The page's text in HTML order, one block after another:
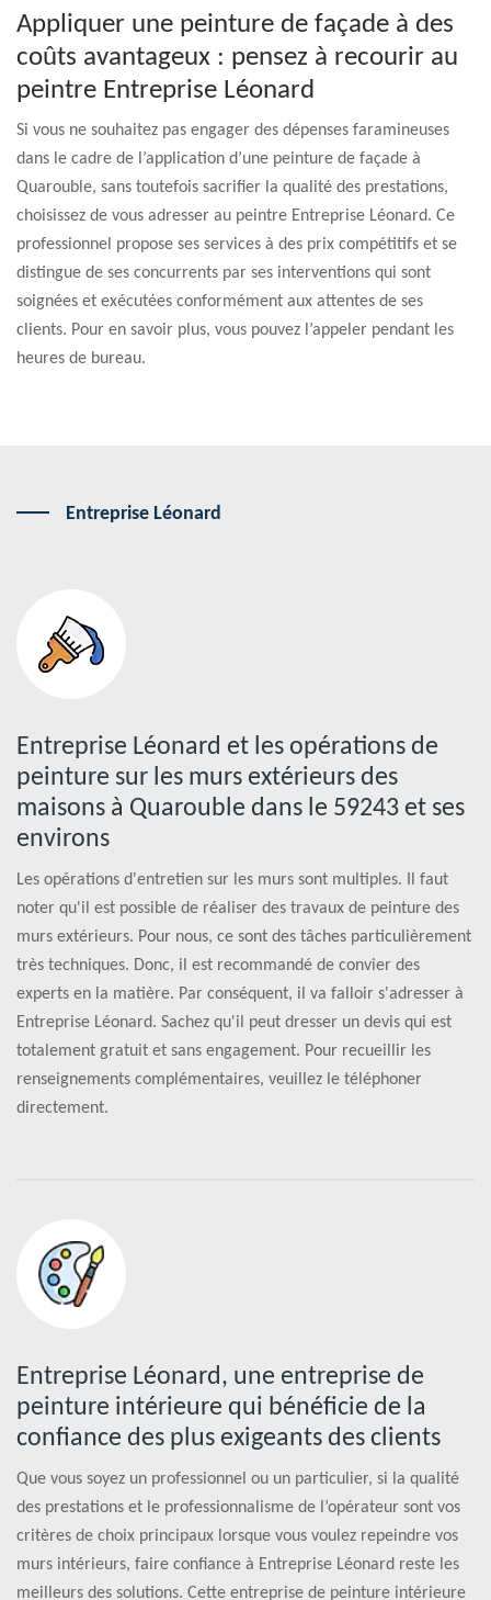
Appliquer une peinture de façade à des
coûts avantageux : pensez à recourir au
peintre Entreprise Léonard
Si vous ne souhaitez pas engager des dépenses faramineuses
dans le cadre de l’application d’une peinture de façade à
Quarouble, sans toutefois sacrifier la qualité des prestations,
choisissez de vous adresser au peintre Entreprise Léonard. Ce
professionnel propose ses services à des prix compétitifs et se
distingue de ses concurrents par ses interventions qui sont
soignées et exécutées conformément aux attentes de ses
clients. Pour en savoir plus, vous pouvez l’appeler pendant les
heures de bureau.
Entreprise Léonard
Entreprise Léonard et les opérations de
peinture sur les murs extérieurs des
maisons à Quarouble dans le 59243 et ses
environs
Les opérations d'entretien sur les murs sont multiples. Il faut
noter qu'il est possible de réaliser des travaux de peinture des
murs extérieurs. Pour nous, ce sont des tâches particulièrement
très techniques. Donc, il est recommandé de convier des
experts en la matière. Par conséquent, il va falloir s'adresser à
Entreprise Léonard. Sachez qu'il peut dresser un devis qui est
totalement gratuit et sans engagement. Pour recueillir les
renseignements complémentaires, veuillez le téléphoner
directement.
Entreprise Léonard, une entreprise de
peinture intérieure qui bénéficie de la
confiance des plus exigeants des clients
Que vous soyez un professionnel ou un particulier, si la qualité
des prestations et le professionnalisme de l’opérateur sont vos
critères de choix principaux lorsque vous voulez repeindre vos
murs intérieurs, faire confiance à Entreprise Léonard reste les
meilleurs des solutions. Cette entreprise de peinture intérieure